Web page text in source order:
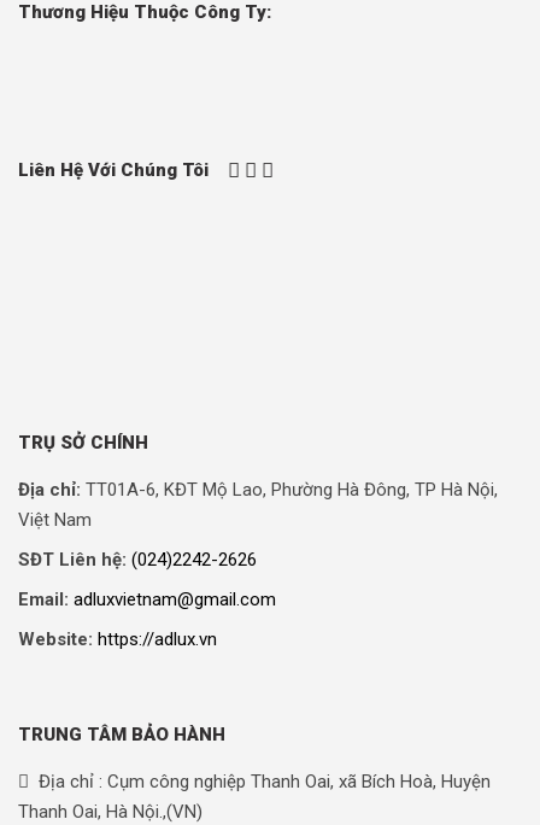
Thương Hiệu Thuộc Công Ty:
Liên Hệ Với Chúng Tôi
TRỤ SỞ CHÍNH
Địa chỉ: TT01A-6, KĐT Mộ Lao, Phường Hà Đông, TP Hà Nội,
Việt Nam
SĐT Liên hệ: (024)2242-2626
Email: adluxvietnam@gmail.com
Website: https://adlux.vn
TRUNG TÂM BẢO HÀNH
Địa chỉ : Cụm công nghiệp Thanh Oai, xã Bích Hoà, Huyện
Thanh Oai, Hà Nội.,(VN)